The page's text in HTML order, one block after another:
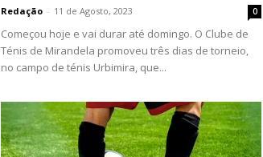
Redação - 11 de Agosto, 2023 0
Começou hoje e vai durar até domingo. O Clube de
Ténis de Mirandela promoveu três dias de torneio,
no campo de ténis Urbimira, que...